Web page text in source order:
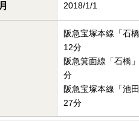
2018/1/1
阪急宝塚本線「石
12分
阪急箕面線「石橋
分
阪急宝塚本線「池
27分